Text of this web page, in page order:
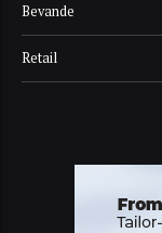
Bevande
Retail